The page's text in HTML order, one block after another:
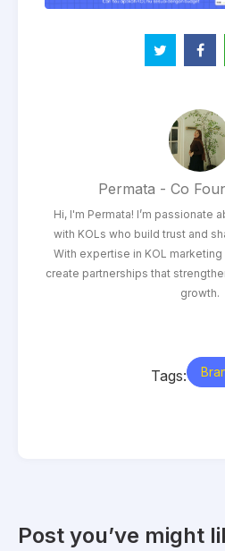
Permata - Co
Hi, I'm Permata! I’m passionate
with KOLs who build trust and
With expertise in KOL
create partnerships that
growth.
Tags:
Post you’ve might